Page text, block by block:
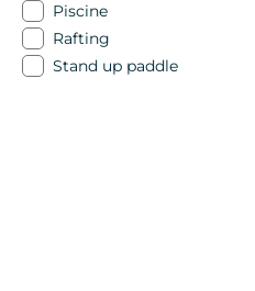
Piscine
Rafting
Stand up paddle